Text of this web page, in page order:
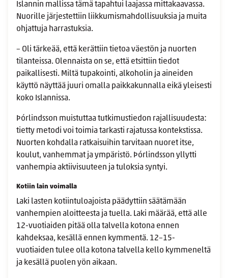
Islannin mallissa tämä tapahtui laajassa mittakaavassa.
Nuorille järjestettiin liikkumismahdollisuuksia ja muita
ohjattuja harrastuksia.
– Oli tärkeää, että kerättiin tietoa väestön ja nuorten
tilanteissa. Olennaista on se, että etsittiin tiedot
paikallisesti. Miltä tupakointi, alkoholin ja aineiden
käyttö näyttää juuri omalla paikkakunnalla eikä yleisesti
koko Islannissa.
Þórlindsson muistuttaa tutkimustiedon rajallisuudesta:
tietty metodi voi toimia tarkasti rajatussa kontekstissa.
Nuorten kohdalla ratkaisuihin tarvitaan nuoret itse,
koulut, vanhemmat ja ympäristö. Þórlindsson yllytti
vanhempia aktiivisuuteen ja tuloksia syntyi.
Kotiin lain voimalla
Laki lasten kotiintuloajoista päädyttiin säätämään
vanhempien aloitteesta ja tuella. Laki määrää, että alle
12-vuotiaiden pitää olla talvella kotona ennen
kahdeksaa, kesällä ennen kymmentä. 12–15-
vuotiaiden tulee olla kotona talvella kello kymmeneltä
ja kesällä puolen yön aikaan.